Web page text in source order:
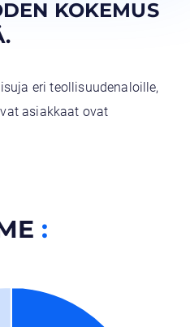
KOKEMUS
eri teollisuudenaloille,
asiakkaat ovat
: